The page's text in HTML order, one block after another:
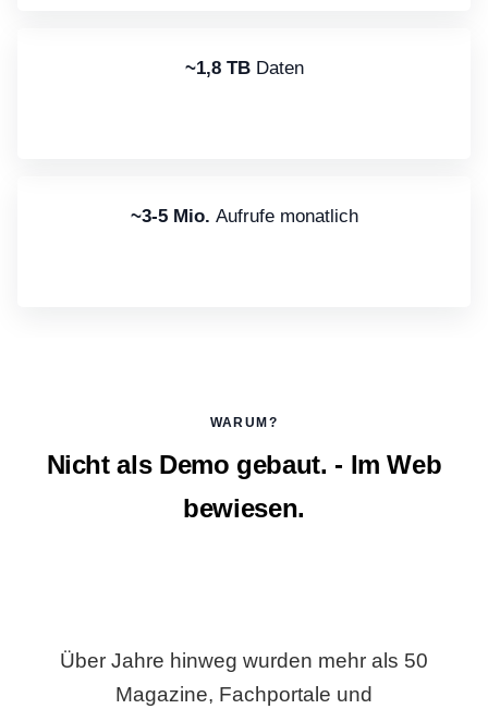
~1,8 TB Daten
~3-5 Mio. Aufrufe monatlich
WARUM?
Nicht als Demo gebaut. - Im Web
bewiesen.
Über Jahre hinweg wurden mehr als 50
Magazine, Fachportale und